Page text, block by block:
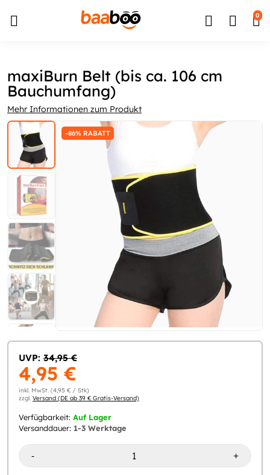
Zum Inhalt springen
Zum Menü springen
Barrierefreiheits-Widget öffnen 0
maxiBurn Belt (bis ca. 106 cm
Bauchumfang)
Mehr Informationen zum Produkt
-86% RABATT
UVP: 34,95 €
4,95 €
inkl. MwSt. (4,95 € / Stk)
zzgl. Versand (DE ab 39 € Gratis-Versand)
Verfügbarkeit: Auf Lager
Versanddauer: 1-3 Werktage
- +